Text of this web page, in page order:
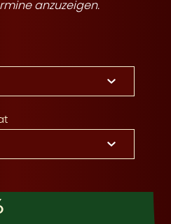
anzuzeigen.